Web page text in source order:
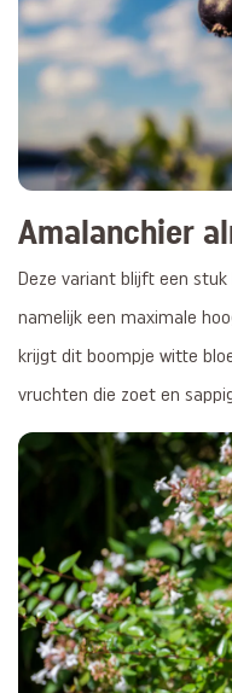
Amalanchier
Deze variant blijft een
namelijk een maximale
krijgt dit boompje witte
vruchten die zoet en